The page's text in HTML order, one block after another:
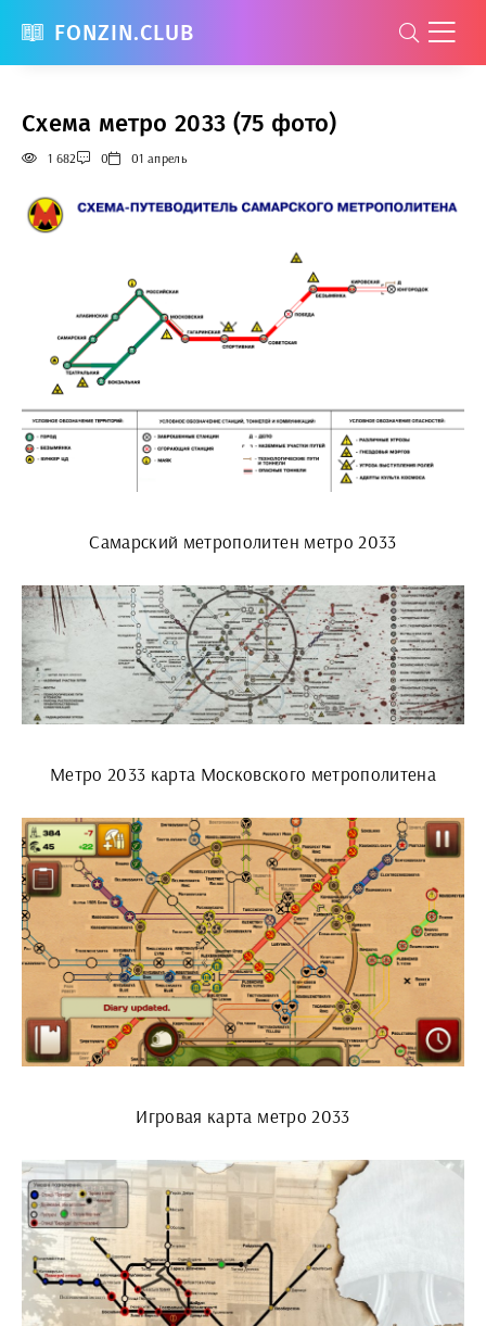
FONZIN.CLUB
Схема метро 2033 (75 фото)
1 682 0 01 апрель
Самарский метрополитен метро 2033
Метро 2033 карта Московского метрополитена
Игровая карта метро 2033